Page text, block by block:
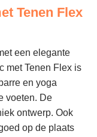
Tenen Flex
een elegante
met Tenen Flex is
en yoga
voeten. De
ontwerp. Ook
op de plaats